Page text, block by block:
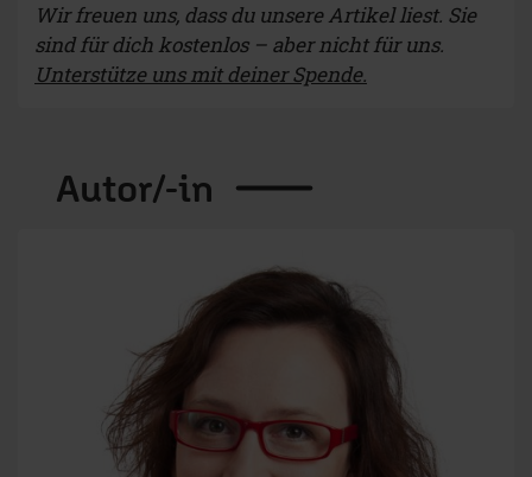
Wir freuen uns, dass du unsere Artikel liest. Sie
sind für dich kostenlos – aber nicht für uns.
Unterstütze uns mit deiner Spende.
Autor/-in